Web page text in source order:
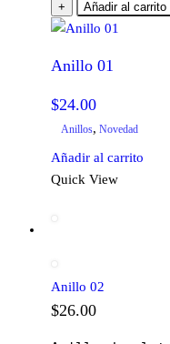
01
cantidad
+ Añadir al carrito
Anillo 01
$24.00
Anillos, Novedad
Añadir al carrito
Quick View
Anillo 02
$26.00